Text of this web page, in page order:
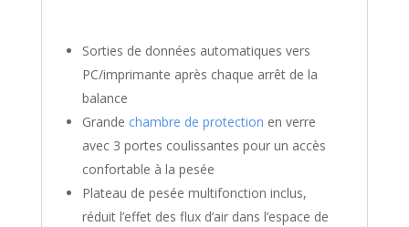
Sorties de données automatiques vers
PC/imprimante après chaque arrêt de la
balance
Grande chambre de protection en verre
avec 3 portes coulissantes pour un accès
confortable à la pesée
Plateau de pesée multifonction inclus,
réduit l’effet des flux d’air dans l’espace de